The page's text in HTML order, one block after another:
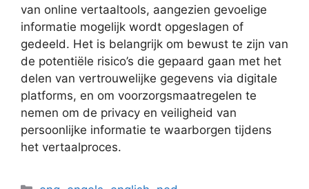
van online vertaaltools, aangezien gevoelige
informatie mogelijk wordt opgeslagen of
gedeeld. Het is belangrijk om bewust te zijn van
de potentiële risico’s die gepaard gaan met het
delen van vertrouwelijke gegevens via digitale
platforms, en om voorzorgsmaatregelen te
nemen om de privacy en veiligheid van
persoonlijke informatie te waarborgen tijdens
het vertaalproces.